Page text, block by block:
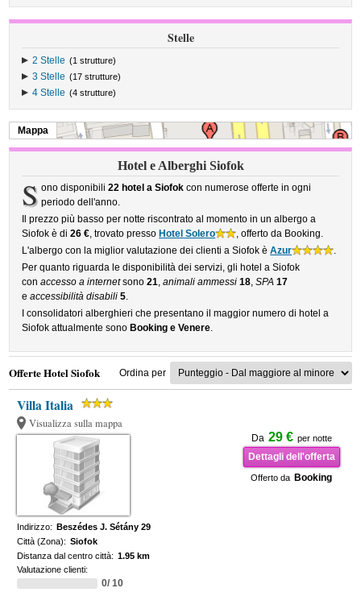
Stelle
2 Stelle (1 strutture)
3 Stelle (17 strutture)
4 Stelle (4 strutture)
Mappa
Hotel e Alberghi Siofok
S ono disponibili 22 hotel a Siofokcon numerose offerte in ogni
periodo dell'anno.
Il prezzo più basso per notte riscontrato al momento in un albergo a
Siofok è di26 €, trovato presso Hotel Solero
, offerto da Booking.
L'albergo con la miglior valutazione dei clienti a Siofok èAzur
.
Per quanto riguarda le disponibilità dei servizi, gli hotel a Siofok
conaccesso a internetsono21,animali ammessi 18,SPA 17
eaccessibilità disabili 5.
I consolidatori alberghieri che presentano il maggior numero di hotel a
Siofok attualmente sono Booking e Venere.
Offerte Hotel Siofok Ordina per
Villa Italia
Visualizza sulla mappa
Da 29 € per notte
Dettagli dell'offerta
Offerto da Booking
Indirizzo: Beszédes J. Sétány 29
Città (Zona): Siofok
Distanza dal centro città: 1.95 km
Valutazione clienti:
0/ 10